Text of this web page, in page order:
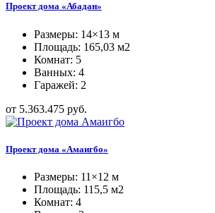
Проект дома «Абадан»
Размеры: 14×13 м
Площадь: 165,03 м2
Комнат: 5
Ванных: 4
Гаражей: 2
от 5.363.475 руб.
Проект дома «Амаигбо»
Размеры: 11×12 м
Площадь: 115,5 м2
Комнат: 4